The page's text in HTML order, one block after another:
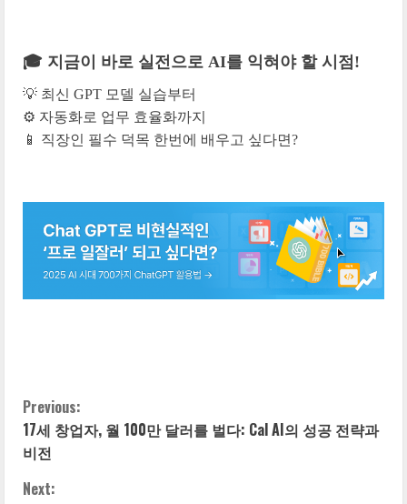
🎓 지금이 바로 실전으로 AI를 익혀야 할 시점!
💡 최신 GPT 모델 실습부터
⚙️ 자동화로 업무 효율화까지
📱 직장인 필수 덕목 한번에 배우고 싶다면?
C
o
n
Previous:
17세 창업자, 월 100만 달러를 벌다: Cal AI의 성공 전략과
비전
Next: